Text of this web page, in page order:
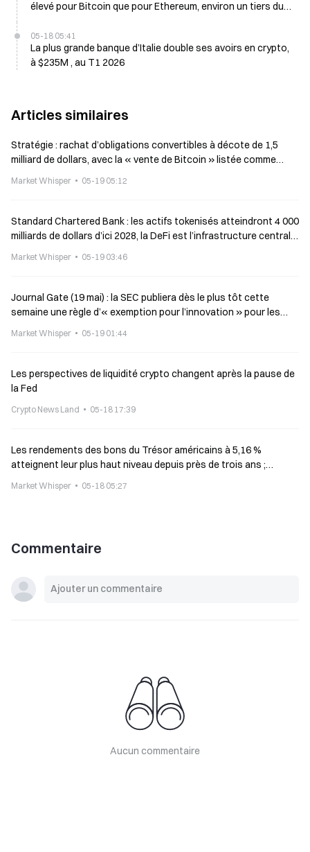
élevé pour Bitcoin que pour Ethereum, environ un tiers du
05-18 05:41
La plus grande banque d’Italie double ses avoirs en crypto,
à $235M , au T1 2026
Articles similaires
Stratégie : rachat d’obligations convertibles à décote de 1,5
milliard de dollars, avec la « vente de Bitcoin » listée comme
Market Whisper 05-19 05:12
Standard Chartered Bank : les actifs tokenisés atteindront 4 000
milliards de dollars d’ici 2028, la DeFi est l’infrastructure centrale
Market Whisper 05-19 03:46
Journal Gate (19 mai) : la SEC publiera dès le plus tôt cette
semaine une règle d’« exemption pour l’innovation » pour les
Market Whisper 05-19 01:44
Les perspectives de liquidité crypto changent après la pause de
la Fed
Crypto News Land 05-18 17:39
Les rendements des bons du Trésor américains à 5,16 %
atteignent leur plus haut niveau depuis près de trois ans ;
Market Whisper 05-18 05:27
Commentaire
Aucun commentaire